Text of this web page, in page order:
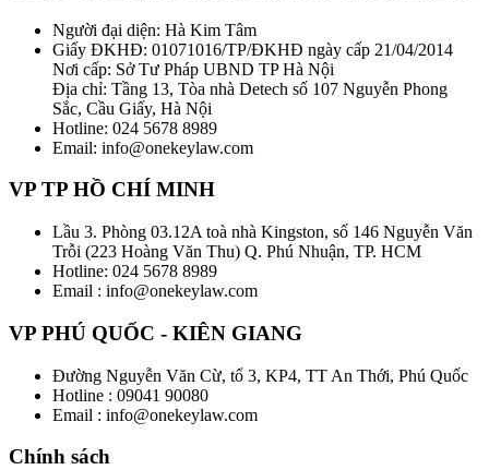
Người đại diện: Hà Kim Tâm
Giấy ĐKHĐ: 01071016/TP/ĐKHĐ ngày cấp 21/04/2014
Nơi cấp: Sở Tư Pháp UBND TP Hà Nội
Địa chỉ: Tầng 13, Tòa nhà Detech số 107 Nguyễn Phong
Sắc, Cầu Giấy, Hà Nội
Hotline: 024 5678 8989
Email: info@onekeylaw.com
VP TP HỒ CHÍ MINH
Lầu 3. Phòng 03.12A toà nhà Kingston, số 146 Nguyễn Văn
Trỗi (223 Hoàng Văn Thu) Q. Phú Nhuận, TP. HCM
Hotline: 024 5678 8989
Email : info@onekeylaw.com
VP PHÚ QUỐC - KIÊN GIANG
Đường Nguyễn Văn Cừ, tổ 3, KP4, TT An Thới, Phú Quốc
Hotline : 09041 90080
Email : info@onekeylaw.com
Chính sách